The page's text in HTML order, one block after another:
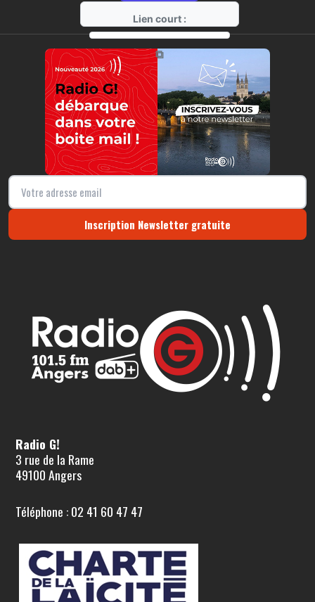
Lien court :
https://radio-g.fr?21408
⧉
Inscription Newsletter gratuite
Radio G!
3 rue de la Rame
49100 Angers
Téléphone : 02 41 60 47 47